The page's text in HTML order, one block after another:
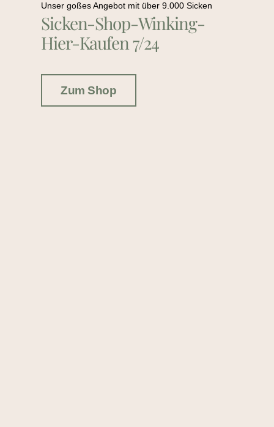
Unser goßes Angebot mit über 9.000 Sicken
Sicken-Shop-Winking-
Hier-Kaufen 7/24
Zum Shop